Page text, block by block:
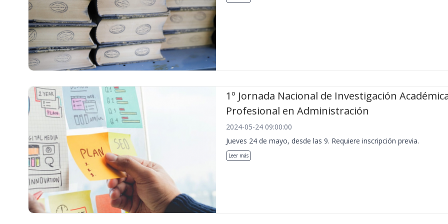
1º Jornada Nacional de Investigación
Profesional en Administración
2024-05-24 09:00:00
Jueves 24 de mayo, desde las 9. Requiere inscripción previa.
Leer más